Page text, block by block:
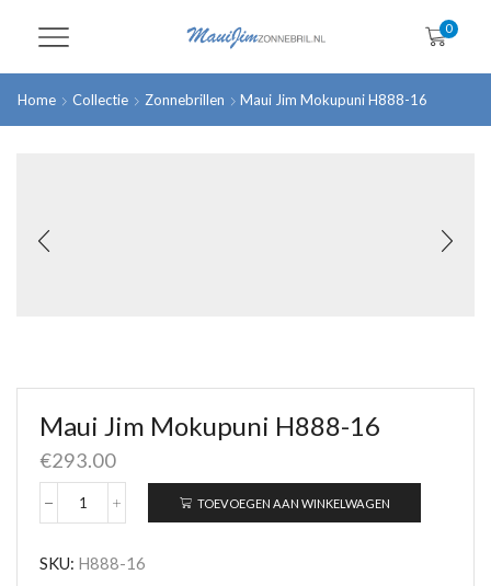
0
Home Collectie Zonnebrillen Maui Jim Mokupuni H888-16
Maui Jim Mokupuni H888-16
€293.00
Maui
H888-
TOEVOEGEN AAN WINKELWAGEN
SKU: H888-16